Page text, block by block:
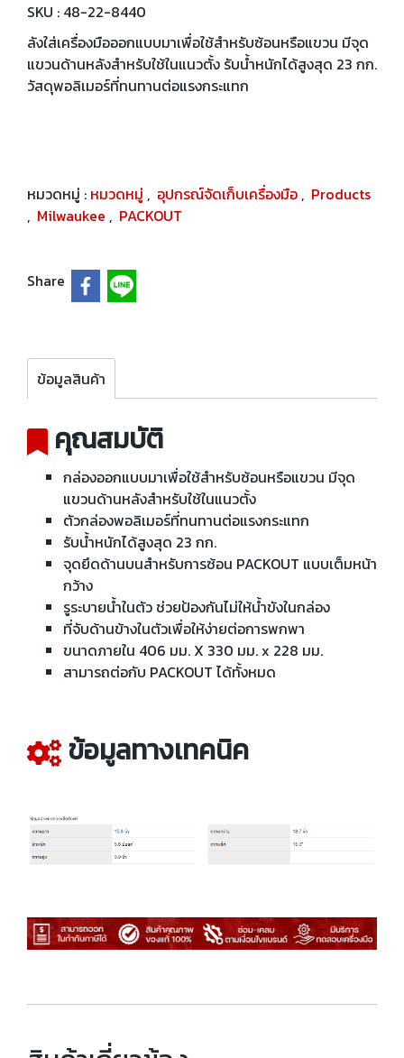
SKU : 48-22-8440
ลังใส่เครื่องมือออกแบบมาเพื่อใช้สำหรับซ้อนหรือแขวน มีจุด
แขวนด้านหลังสำหรับใช้ในแนวตั้ง รับน้ำหนักได้สูงสุด 23 กก.
วัสดุพอลิเมอร์ที่ทนทานต่อแรงกระแทก
หมวดหมู่ : หมวดหมู่ , อุปกรณ์จัดเก็บเครื่องมือ , Products
, Milwaukee , PACKOUT
Share
ข้อมูลสินค้า
คุณสมบัติ
กล่องออกแบบมาเพื่อใช้สำหรับซ้อนหรือแขวน มีจุด
แขวนด้านหลังสำหรับใช้ในแนวตั้ง
ตัวกล่องพอลิเมอร์ที่ทนทานต่อแรงกระแทก
รับน้ำหนักได้สูงสุด 23 กก.
จุดยึดด้านบนสำหรับการซ้อน PACKOUT แบบเต็มหน้า
กว้าง
รูระบายน้ำในตัว ช่วยป้องกันไม่ให้น้ำขังในกล่อง
ที่จับด้านข้างในตัวเพื่อให้ง่ายต่อการพกพา
ขนาดภายใน 406 มม. X 330 มม. x 228 มม.
สามารถต่อกับ PACKOUT ได้ทั้งหมด
ข้อมูลทางเทคนิค